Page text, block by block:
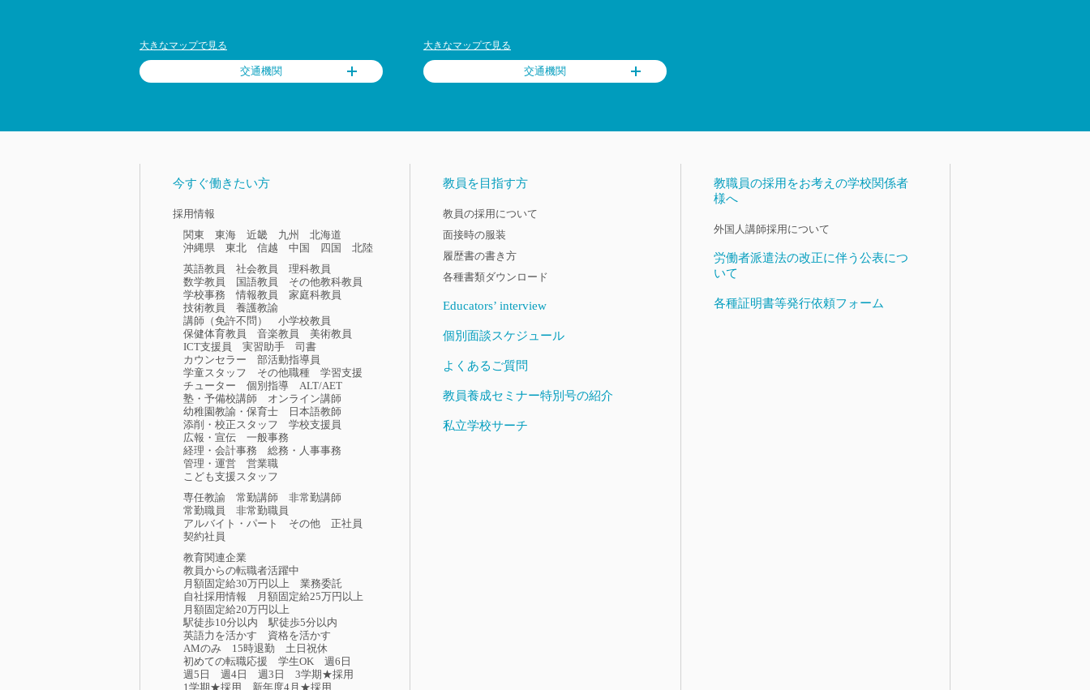
大きなマップで見る
交通機関
大きなマップで見る
交通機関
今すぐ働きたい方
採用情報
関東
東海 近畿 九州
北海道
沖縄県
東北 信越 中国 四国
北陸
英語教員
社会教員
理科教員
数学教員
国語教員
その他教科教員
学校事務
情報教員
家庭科教員
技術教員
養護教諭
講師（免許不問）
小学校教員
保健体育教員
音楽教員
美術教員
ICT支援員
実習助手
司書
カウンセラー
部活動指導員
学童スタッフ
その他職種
学習支援
チューター
個別指導
ALT/AET
塾・予備校講師
オンライン講師
幼稚園教諭・保育士
日本語教師
添削・校正スタッフ
学校支援員
広報・宣伝
一般事務
経理・会計事務
総務・人事事務
管理・運営
営業職
こども支援スタッフ
専任教諭
常勤講師
非常勤講師
常勤職員
非常勤職員
アルバイト・パート
その他
正社員
契約社員
教育関連企業
教員からの転職者活躍中
月額固定給30万円以上
業務委託
自社採用情報
月額固定給25万円以上
月額固定給20万円以上
駅徒歩10分以内
駅徒歩5分以内
英語力を活かす
資格を活かす
AMのみ
15時退勤
土日祝休
初めての転職応援
学生OK
週6日
週5日
週4日 週3日
3学期★採用
1学期★採用
新年度4月★採用
教員を目指す方
教員の採用について
面接時の服装
履歴書の書き方
各種書類ダウンロード
Educators’ interview
個別面談スケジュール
よくあるご質問
教員養成セミナー特別号の紹介
私立学校サーチ
教職員の採用をお考えの学校関係者
様へ
外国人講師採用について
労働者派遣法の改正に伴う公表につ
いて
各種証明書等発行依頼フォーム